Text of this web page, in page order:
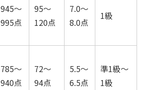
945～
995点
95〜
120点
7.0〜
8.0点
1級
785～
940点
72〜
94点
5.5〜
6.5点
準1級〜
1級